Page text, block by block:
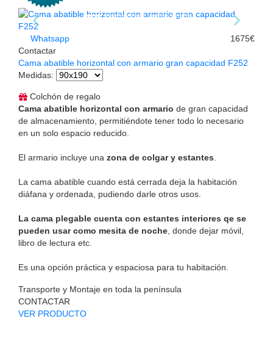
Whatsapp
Contactar
1675€
Cama abatible horizontal con armario gran capacidad F252
Medidas:
Colchón de regalo
Cama abatible horizontal con armario de gran capacidad
de almacenamiento, permitiéndote tener todo lo necesario
en un solo espacio reducido.
El armario incluye una zona de colgar y estantes
La cama abatible cuando está cerrada deja la habitación
diáfana y ordenada, pudiendo darle otros usos.
La cama plegable cuenta con estantes interiores qe se
pueden usar como mesita de noche , donde dejar móvil,
libro de lectura etc.
Es una opción práctica y espaciosa para tu habitación.
Transporte y Montaje en toda la península
CONTACTAR
VER PRODUCTO